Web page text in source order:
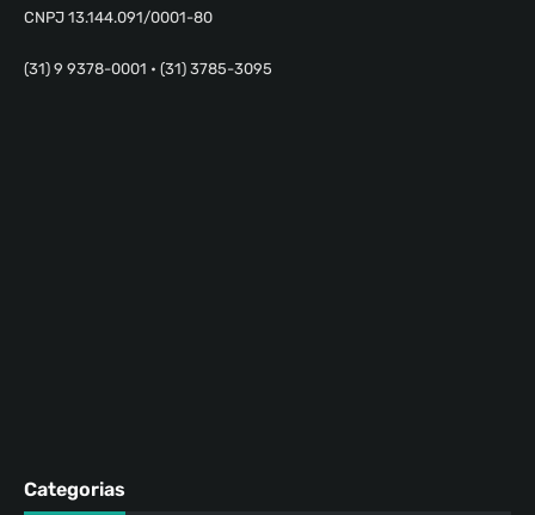
CNPJ 13.144.091/0001-80
(31) 9 9378-0001 • (31) 3785-3095
Categorias